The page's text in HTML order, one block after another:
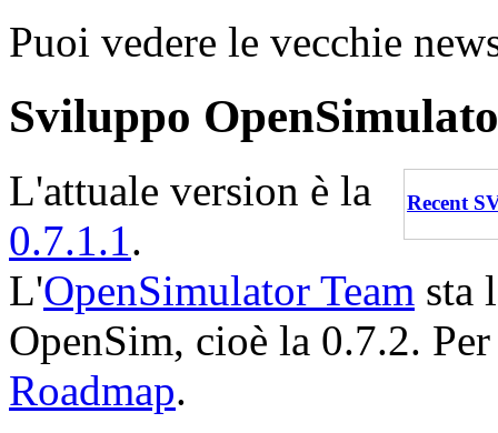
Puoi vedere le vecchie
Sviluppo
Recent
L'attuale version è la
0.7.1.1.
L'OpenSimulator Team sta
OpenSim, cioè la 0.7.2.
Roadmap.